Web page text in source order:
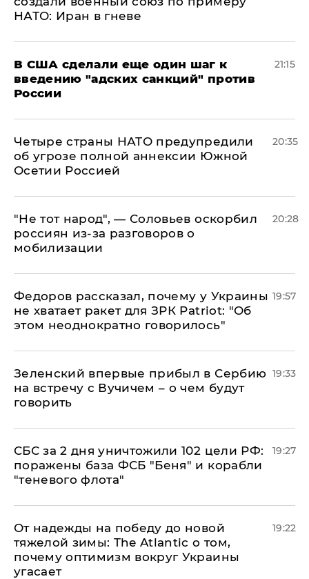
НАТО: Иран в гневе
В США сделали еще один шаг к
введению "адских санкций" против
России
21:15
Четыре страны НАТО предупредили
об угрозе полной аннексии Южной
Осетии Россией
20:35
​"Не тот народ", — Соловьев оскорбил
россиян из-за разговоров о
мобилизации
20:28
Федоров рассказал, почему у Украины
не хватает ракет для ЗРК Patriot: "Об
этом неоднократно говорилось"
19:57
Зеленский впервые прибыл в Сербию
на встречу с Вучичем – о чем будут
говорить
19:33
СБС за 2 дня уничтожили 102 цели РФ:
поражены база ФСБ "Беня" и корабли
"теневого флота"
19:27
От надежды на победу до новой
тяжелой зимы: The Atlantic о том,
почему оптимизм вокруг Украины
угасает
19:22